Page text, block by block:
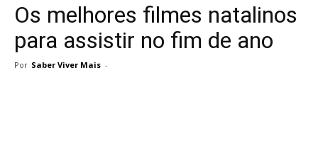
Os melhores filmes natalinos
para assistir no fim de ano
Por Saber Viver Mais -